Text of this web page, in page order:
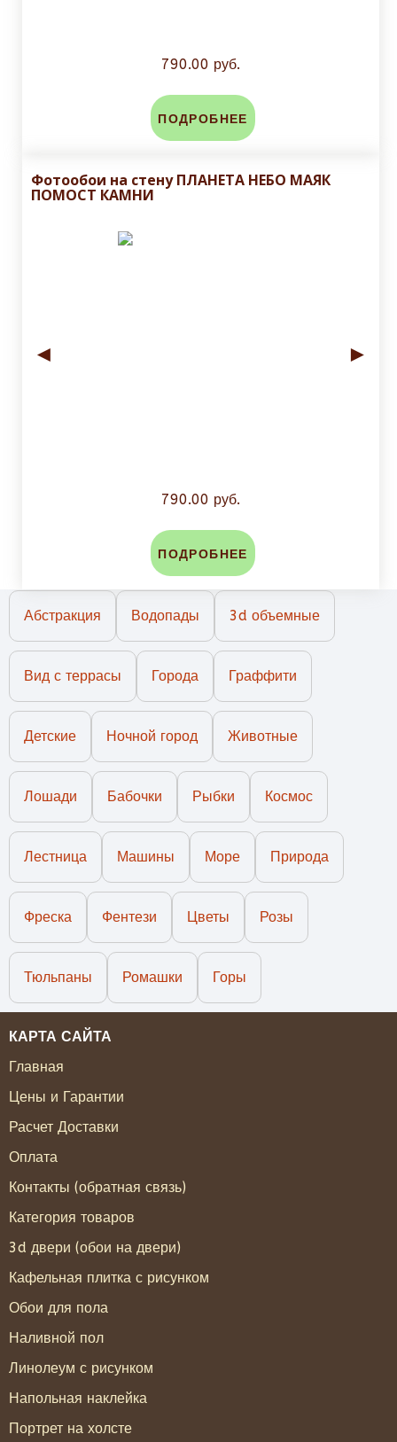
790.00 руб.
ПОДРОБНЕЕ
Фотообои на стену ПЛАНЕТА НЕБО МАЯК
ПОМОСТ КАМНИ
◄ ►
790.00 руб.
ПОДРОБНЕЕ
Абстракция Водопады 3d объемные
Вид с террасы Города Граффити
Детские Ночной город Животные
Лошади Бабочки Рыбки Космос
Лестница Машины Море Природа
Фреска Фентези Цветы Розы
Тюльпаны Ромашки Горы
КАРТА САЙТА
Главная
Цены и Гарантии
Расчет Доставки
Оплата
Контакты (обратная связь)
Категория товаров
3d двери (обои на двери)
Кафельная плитка с рисунком
Обои для пола
Наливной пол
Линолеум с рисунком
Напольная наклейка
Портрет на холсте